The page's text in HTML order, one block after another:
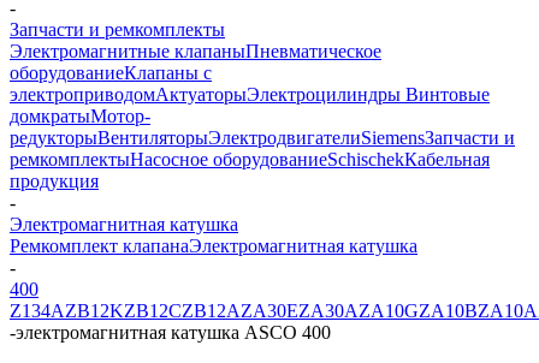
-
Запчасти и ремкомплекты
Электромагнитные клапаныПневматическое
оборудованиеКлапаны с
электроприводомАктуаторыЭлектроцилиндры Винтовые
домкратыМотор-
редукторыВентиляторыЭлектродвигателиSiemensЗапчасти и
ремкомплектыНасосное оборудованиеSchischekКабельная
продукция
-
Электромагнитная катушка
Ремкомплект клапанаЭлектромагнитная катушка
-
400
Z134AZB12KZB12CZB12AZA30EZA30AZA10GZA10BZA10A
-электромагнитная катушка ASCO 400